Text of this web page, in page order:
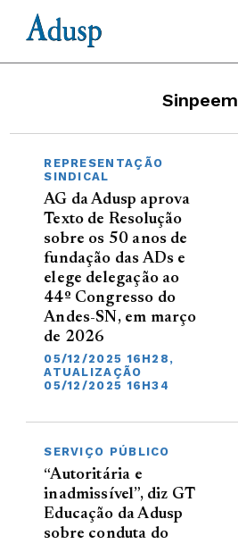
Sinpeem
REPRESENTAÇÃO
SINDICAL
AG da Adusp aprova
Texto de Resolução
sobre os 50 anos de
fundação das ADs e
elege delegação ao
44º Congresso do
Andes-SN, em março
de 2026
05/12/2025 16H28,
ATUALIZAÇÃO
05/12/2025 16H34
SERVIÇO PÚBLICO
“Autoritária e
inadmissível”, diz GT
Educação da Adusp
sobre conduta do